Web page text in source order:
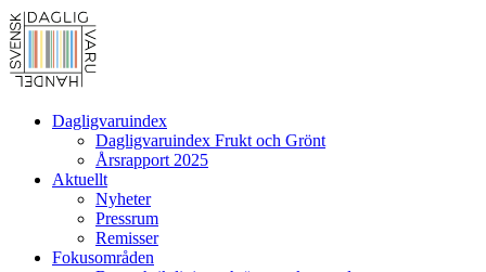
Dagligvaruindex
Dagligvaruindex Frukt och Grönt
Årsrapport 2025
Aktuellt
Nyheter
Pressrum
Remisser
Fokusområden